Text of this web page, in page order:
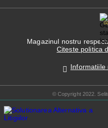
Magazinul nostru
Citeste politica
Informatiile
© Copyright 2022.